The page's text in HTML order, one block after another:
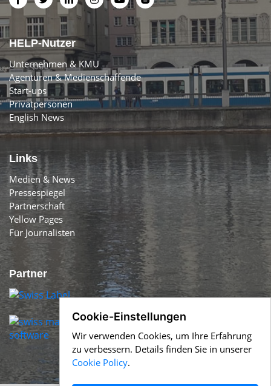
HELP-Nutzer
Unternehmen & KMU
Agenturen & Medienschaffende
Start-ups
Privatpersonen
English News
Links
Medien & News
Pressespiegel
Partnerschaft
Yellow Pages
Für Journalisten
Partner
Cookie-Einstellungen
Wir verwenden Cookies, um Ihre Erfahrung
zu verbessern. Details finden Sie in unserer
Cookie Policy.